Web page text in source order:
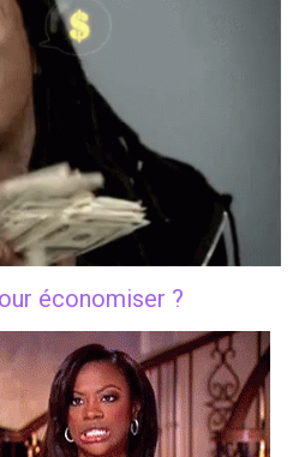
économiser ?